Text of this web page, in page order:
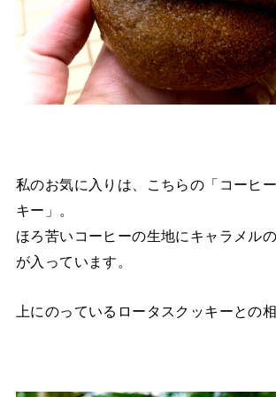
私のお気に入りは、こちらの「コーヒ
キー」。
ほろ苦いコーヒーの生地にキャラメル
が入っています。
上にのっているロータスクッキーとの